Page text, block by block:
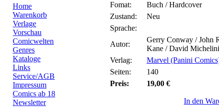
Home
Warenkorb
Verlage
Vorschau
Comicwelten
Genres
Kataloge
Links
Service/AGB
Impressum
Comics ab 18
Newsletter
Fomat:
Buch / Hardcover
Zustand:
Neu
Sprache:
Autor:
Gerry Conway / John
Kane / David
Verlag:
Marvel (Panini
Seiten:
140
Preis:
19,00 €
In den